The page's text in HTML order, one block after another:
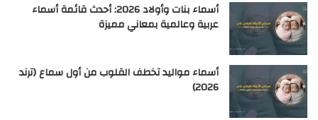
أسماء بنات وأولاد 2026: أحدث قائمة أسماء
عربية وعالمية بمعاني مميزة
أسماء مواليد تخطف القلوب من أول سماع (ترند
2026)